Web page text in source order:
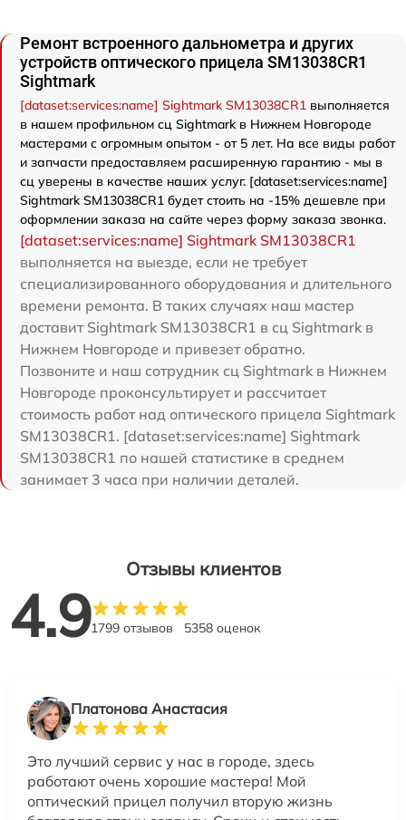
Ремонт встроенного дальнометра и других
устройств оптического прицела SM13038CR1
Sightmark
[dataset:services:name] Sightmark SM13038CR1 выполняется
в нашем профильном сц Sightmark в Нижнем Новгороде
мастерами с огромным опытом - от 5 лет. На все виды работ
и запчасти предоставляем расширенную гарантию - мы в
сц уверены в качестве наших услуг. [dataset:services:name]
Sightmark SM13038CR1 будет стоить на -15% дешевле при
оформлении заказа на сайте через форму заказа звонка.
[dataset:services:name] Sightmark SM13038CR1
выполняется на выезде, если не требует
специализированного оборудования и длительного
времени ремонта. В таких случаях наш мастер
доставит Sightmark SM13038CR1 в сц Sightmark в
Нижнем Новгороде и привезет обратно.
Позвоните и наш сотрудник сц Sightmark в Нижнем
Новгороде проконсультирует и рассчитает
стоимость работ над оптического прицела Sightmark
SM13038CR1. [dataset:services:name] Sightmark
SM13038CR1 по нашей статистике в среднем
занимает 3 часа при наличии деталей.
Отзывы клиентов
4.91799 отзывов 5358 оценок
Платонова Анастасия
Это лучший сервис у нас в городе, здесь
работают очень хорошие мастера! Мой
оптический прицел получил вторую жизнь